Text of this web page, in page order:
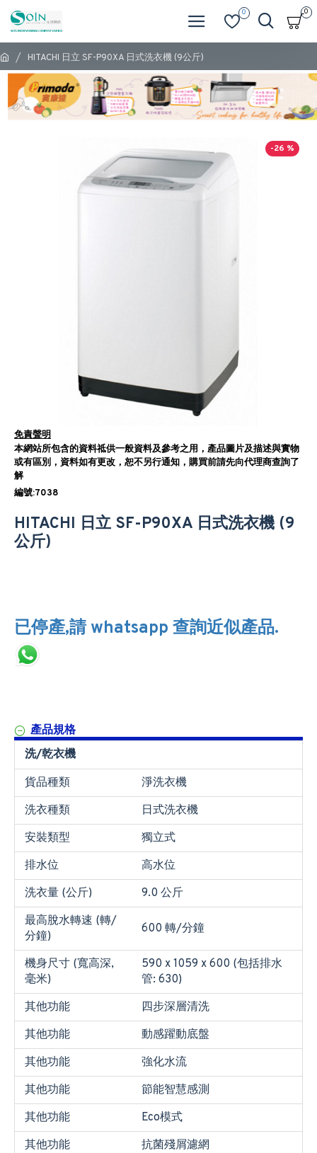
0 0
HITACHI 日立 SF-P90XA 日式洗衣機 (9公斤)
-26 %
免責聲明
本網站所包含的資料祗供一般資料及參考之用，產品圖片及描述與實物
或有區別，資料如有更改，恕不另行通知，購買前請先向代理商查詢了
解
編號:7038
HITACHI 日立 SF-P90XA 日式洗衣機 (9
公斤)
已停產,請 whatsapp 查詢近似產品.
產品規格
洗/乾衣機
貨品種類
淨洗衣機
洗衣種類
日式洗衣機
安裝類型
獨立式
排水位
高水位
洗衣量 (公斤)
9.0 公斤
最高脫水轉速 (轉/
分鐘)
600 轉/分鐘
機身尺寸 (寬高深,
毫米)
590 x 1059 x 600 (包括排水
管: 630)
其他功能
四步深層清洗
其他功能
動感躍動底盤
其他功能
強化水流
其他功能
節能智慧感測
其他功能
Eco模式
其他功能
抗菌殘屑濾網